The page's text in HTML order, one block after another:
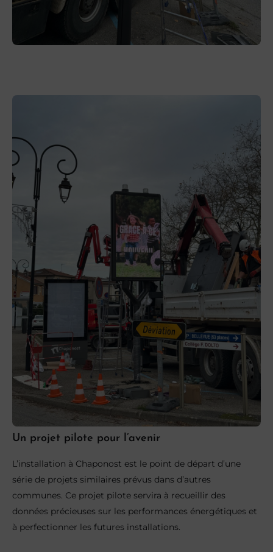
Un projet pilote pour l’avenir
L’installation à Chaponost est le point de départ d’une
série de projets similaires prévus dans d’autres
communes. Ce projet pilote servira à recueillir des
données précieuses sur les performances énergétiques et
à perfectionner les futures installations.